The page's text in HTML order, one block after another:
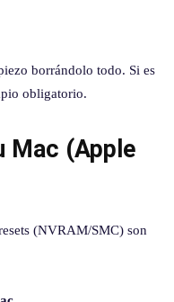
borrándolo todo. Si es
obligatorio.
Mac (Apple
(NVRAM/SMC) son